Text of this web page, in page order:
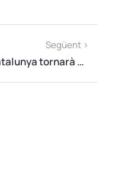
Següent >
Catalunya tornarà a demostrar al món que vol convertir-se en un nou Estat d'Europa